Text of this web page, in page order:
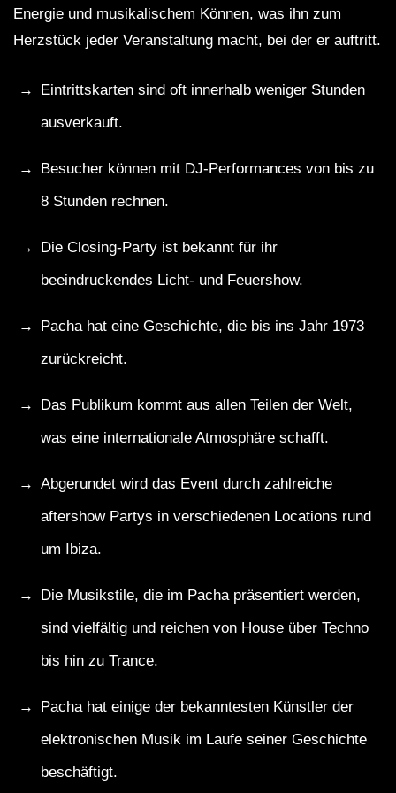
Energie und musikalischem Können, was ihn zum
Herzstück jeder Veranstaltung macht, bei der er auftritt.
Eintrittskarten sind oft innerhalb weniger Stunden
ausverkauft.
Besucher können mit DJ-Performances von bis zu
8 Stunden rechnen.
Die Closing-Party ist bekannt für ihr
beeindruckendes Licht- und Feuershow.
Pacha hat eine Geschichte, die bis ins Jahr 1973
zurückreicht.
Das Publikum kommt aus allen Teilen der Welt,
was eine internationale Atmosphäre schafft.
Abgerundet wird das Event durch zahlreiche
aftershow Partys in verschiedenen Locations rund
um Ibiza.
Die Musikstile, die im Pacha präsentiert werden,
sind vielfältig und reichen von House über Techno
bis hin zu Trance.
Pacha hat einige der bekanntesten Künstler der
elektronischen Musik im Laufe seiner Geschichte
beschäftigt.